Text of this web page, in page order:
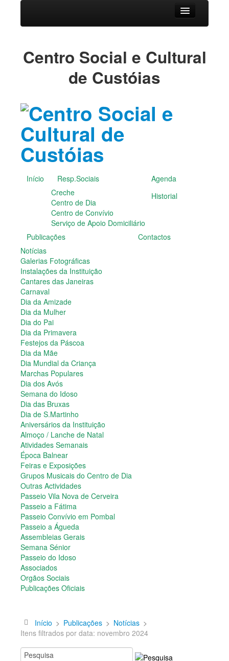
Resp.Sociais
Centro de Dia
Agenda
Historial
Publicações
Galerias Fotográficas
Cantares das Janeiras
Carnaval
Dia da Amizade
Dia da Mulher
Dia do Pai
Dia da Primavera
Festejos da Páscoa
Dia da Mãe
Dia Mundial da Criança
Marchas Populares
Dia dos Avós
Semana do Idoso
Dia das Bruxas
Dia de S.Martinho
Aniversários da Instituição
Almoço / Lanche de Natal
Atividades Semanais
Época Balnear
Feiras e Exposições
Grupos Musicais do Centro de Dia
Outras Actividades
Passeio Vila Nova de Cerveira
Passeio a Fátima
Passeio Convívio em Pombal
Passeio a Águeda
Assembleias Gerais
Semana Sénior
Passeio do Idoso
Associados
Orgãos Sociais
Publicações Oficiais
Contactos
Centro Social e Cultural
de Custóias
Início
Resp.Sociais
Creche
Centro de Dia
Centro de Convívio
Serviço de Apoio Domiciliário
Agenda
Historial
Publicações
Notícias
Galerias Fotográficas
Instalações da Instituição
Cantares das Janeiras
Carnaval
Dia da Amizade
Dia da Mulher
Dia do Pai
Dia da Primavera
Festejos da Páscoa
Dia da Mãe
Dia Mundial da Criança
Marchas Populares
Dia dos Avós
Semana do Idoso
Dia das Bruxas
Dia de S.Martinho
Aniversários da Instituição
Almoço / Lanche de Natal
Atividades Semanais
Época Balnear
Feiras e Exposições
Grupos Musicais do Centro de Dia
Outras Actividades
Passeio Vila Nova de Cerveira
Passeio a Fátima
Passeio Convívio em Pombal
Passeio a Águeda
Assembleias Gerais
Semana Sénior
Passeio do Idoso
Associados
Orgãos Sociais
Publicações Oficiais
Contactos
Início > Publicações > Notícias >
Itens filtrados por data: novembro 2024